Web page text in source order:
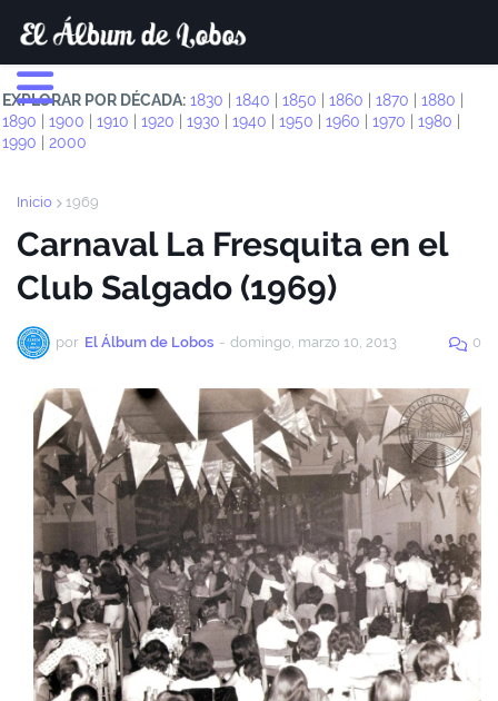
EXPLORAR POR DÉCADA: 1830 1840 1850 1860 1870 1880
1890
1900 1910 1920 1930 1940 1950 1960 1970 1980
1990
2000
Inicio 1969
Carnaval La Fresquita en el
Club Salgado (1969)
por El Álbum de Lobos - domingo, marzo 10, 2013 0